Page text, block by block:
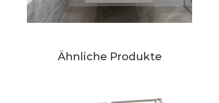
Ähnliche Produkte